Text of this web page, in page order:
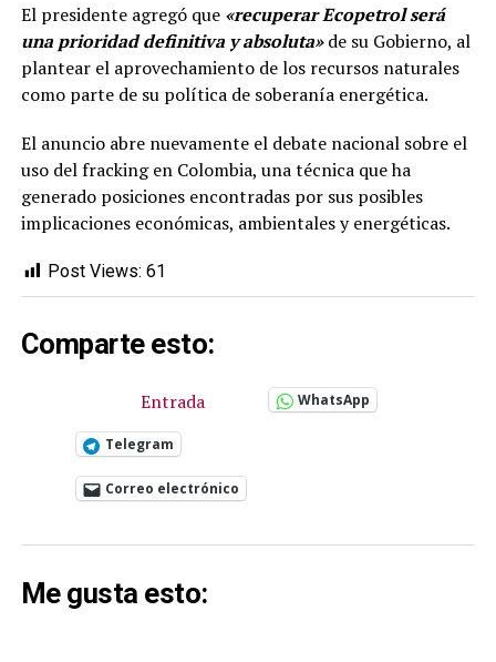
El presidente agregó que «recuperar Ecopetrol será
una prioridad definitiva y absoluta» de su Gobierno, al
plantear el aprovechamiento de los recursos naturales
como parte de su política de soberanía energética.
El anuncio abre nuevamente el debate nacional sobre el
uso del fracking en Colombia, una técnica que ha
generado posiciones encontradas por sus posibles
implicaciones económicas, ambientales y energéticas.
Post Views: 61
Comparte esto:
Entrada WhatsApp
Telegram
Correo electrónico
Me gusta esto: